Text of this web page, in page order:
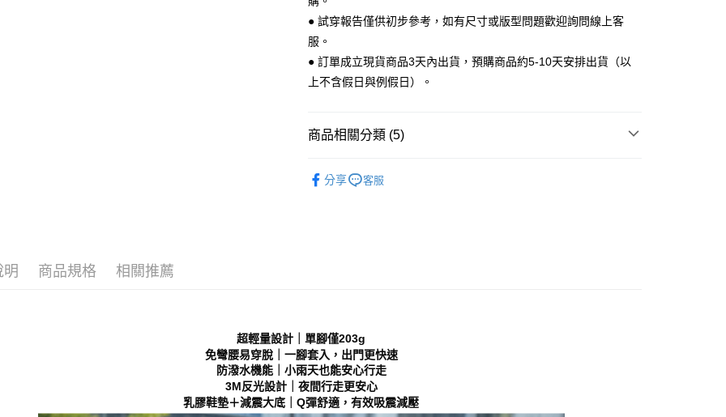
便利好安心！
１．簡單：不需註冊會員、不需綁卡、不需儲值。
３．安心：先確認商品／服務後，再付款。
【「AFTEE先享後付」結帳流程】
１．於結帳方式選擇「AFTEE先享後付」後，將跳轉至「AFTEE先享後
３．收到繳費通知簡訊後14天內，點擊此簡訊中的連結，可透過四大超商
絡購買商品的店家。未經商家同意取消之訂單仍視為有效，需透過AFTEE
https://aftee.tw/terms/#terms3
３．未成年的使用者請事先徵得法定代理人或監護人之同意方可使用
「AFTEE先享後付」，若未經同意申辦者引起之損失，本公司不負相關責
任。
４．使用「AFTEE先享後付」時，將依據個別帳號之用戶狀況，依本公司
即時審查核予不同之上限額度；若仍有額度不足之情形，本公司將視審查
運送方式
全家 取貨付款
每筆NT$70，滿NT$999(含以上)免運費
每筆NT$70，滿NT$999(含以上)免運費
7-11 取貨付款
● 試穿報告僅供初步參考，如有尺寸或版型問題歡迎詢問線上客
服。
● 訂單成立現貨商品3天內出貨，預購商品約5-10天安排出貨（以
上不含假日與例假日）。
商品相關分類 (5)
分享 客服
明 商品規格 相關推薦
超輕量設計｜單腳僅203g
免彎腰易穿脫｜一腳套入，出門更快速
防潑水機能｜小雨天也能安心行走
3M反光設計｜夜間行走更安心
乳膠鞋墊＋減震大底｜Q彈舒適，有效吸震減壓